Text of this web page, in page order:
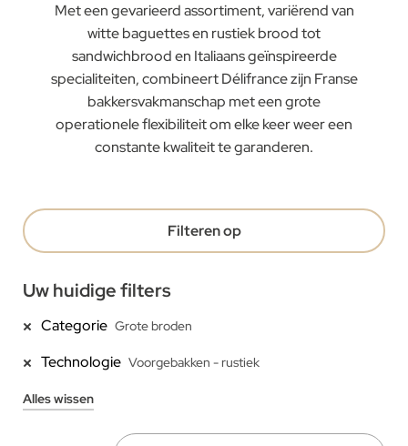
Met een gevarieerd assortiment, variërend van
witte baguettes en rustiek brood tot
sandwichbrood en Italiaans geïnspireerde
specialiteiten, combineert Délifrance zijn Franse
bakkersvakmanschap met een grote
operationele flexibiliteit om elke keer weer een
constante kwaliteit te garanderen.
Filteren op
Uw huidige filters
Categorie Grote broden
Technologie Voorgebakken - rustiek
Alles wissen